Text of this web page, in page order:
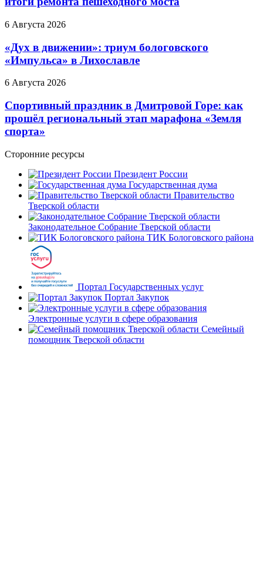
6 Августа 2026
«Дух в движении»: триум бологовского
«Импульса» в Лихославле
6 Августа 2026
Спортивный праздник в Дмитровой Горе: как
прошёл региональный этап марафона «Земля
спорта»
Сторонние ресурсы
Президент России
Государственная дума
Правительство
Тверской области
Законодательное Собрание Тверской области
ТИК Бологовского района
Портал Государственных услуг
Портал Закупок
Электронные услуги в сфере образования
Семейный
помощник Тверской области